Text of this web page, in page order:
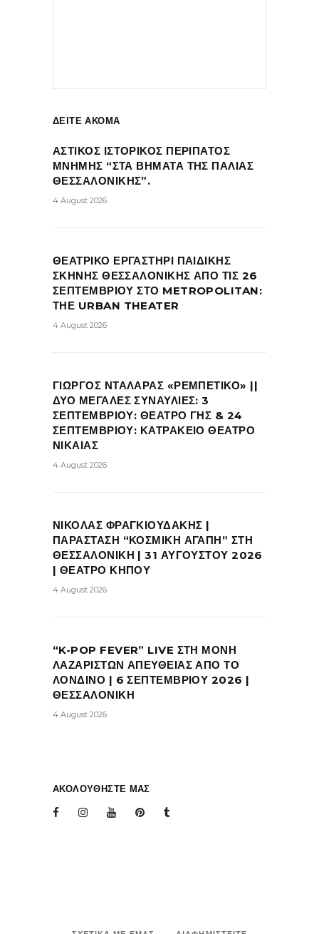
ΔΕΙΤΕ ΑΚΟΜΑ
ΑΣΤΙΚΟΣ ΙΣΤΟΡΙΚΟΣ ΠΕΡΙΠΑΤΟΣ
ΜΝΗΜΗΣ “ΣΤΑ ΒΗΜΑΤΑ ΤΗΣ ΠΑΛΙΑΣ
ΘΕΣΣΑΛΟΝΙΚΗΣ”.
4 August 2026
ΘΕΑΤΡΙΚΟ ΕΡΓΑΣΤΗΡΙ ΠΑΙΔΙΚΗΣ
ΣΚΗΝΗΣ ΘΕΣΣΑΛΟΝΙΚΗΣ ΑΠΟ ΤΙΣ 26
ΣΕΠΤΕΜΒΡΙΟΥ ΣΤΟ METROPOLITAN:
ΤΗΕ URBAN THEATER
4 August 2026
ΓΙΩΡΓΟΣ ΝΤΑΛΑΡΑΣ «ΡΕΜΠΕΤΙΚΟ» ||
ΔΥΟ ΜΕΓΑΛΕΣ ΣΥΝΑΥΛΙΕΣ: 3
ΣΕΠΤΕΜΒΡΙΟΥ: ΘΕΑΤΡΟ ΓΗΣ & 24
ΣΕΠΤΕΜΒΡΙΟΥ: ΚΑΤΡΑΚΕΙΟ ΘΕΑΤΡΟ
ΝΙΚΑΙΑΣ
4 August 2026
ΝΙΚΟΛΑΣ ΦΡΑΓΚΙΟΥΔΑΚΗΣ |
ΠΑΡΑΣΤΑΣΗ “ΚΟΣΜΙΚΗ ΑΓΑΠΗ” ΣΤΗ
ΘΕΣΣΑΛΟΝΙΚΗ | 31 ΑΥΓΟΥΣΤΟΥ 2026
| ΘΕΑΤΡΟ ΚΗΠΟΥ
4 August 2026
“K-POP FEVER” LIVE ΣΤΗ ΜΟΝΗ
ΛΑΖΑΡΙΣΤΩΝ ΑΠΕΥΘΕΙΑΣ ΑΠΟ ΤΟ
ΛΟΝΔΙΝΟ | 6 ΣΕΠΤΕΜΒΡΙΟΥ 2026 |
ΘΕΣΣΑΛΟΝΙΚΗ
4 August 2026
ΑΚΟΛΟΥΘΗΣΤΕ ΜΑΣ